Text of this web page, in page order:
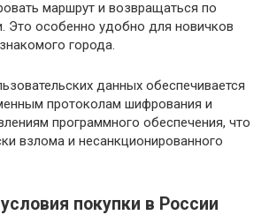
маршрут и возвращаться по
Это особенно удобно для новичков
города.
данных обеспечивается
протоколам шифрования и
программного обеспечения, что
взлома и несанкционированного
покупки в России